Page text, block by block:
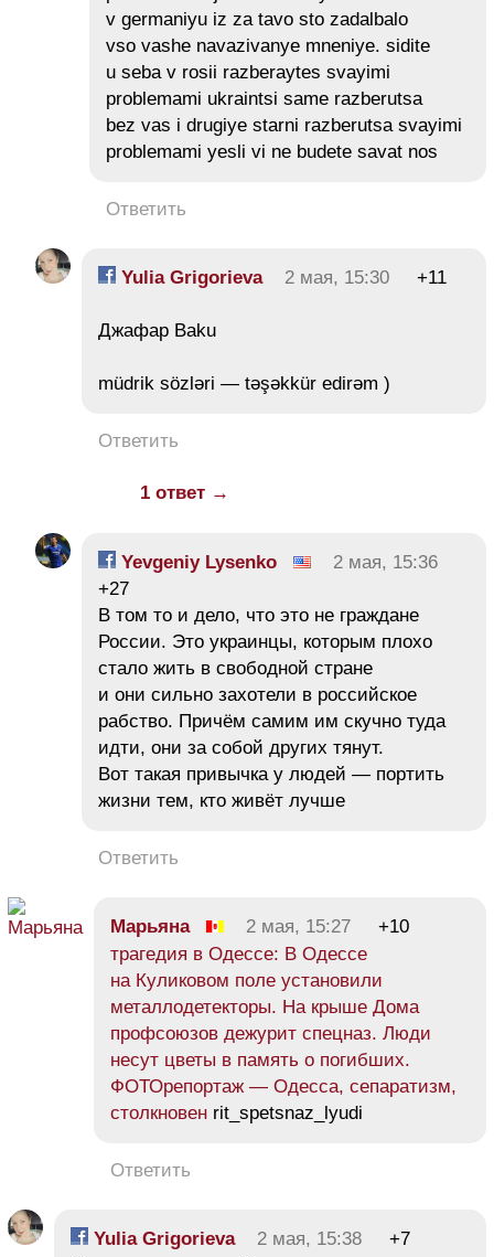
v germaniyu iz za tavo sto zadalbalo
vso vashe navazivanye mneniye. sidite
u seba v rosii razberaytes svayimi
problemami ukraintsi same razberutsa
bez vas i drugiye starni razberutsa svayimi
problemami yesli vi ne budete savat nos
Ответить
Yulia Grigorieva 2 мая, 15:30 +11
Джафар Baku
müdrik sözləri — təşəkkür edirəm )
Ответить
1 ответ →
Yevgeniy Lysenko
2 мая, 15:36
+27
В том то и дело, что это не граждане
России. Это украинцы, которым плохо
стало жить в свободной стране
и они сильно захотели в российское
рабство. Причём самим им скучно туда
идти, они за собой других тянут.
Вот такая привычка у людей — портить
жизни тем, кто живёт лучше
Ответить
Марьяна 2 мая, 15:27
+10
трагедия в Одессе: В Одессе
на Куликовом поле установили
металлодетекторы. На крыше Дома
профсоюзов дежурит спецназ. Люди
несут цветы в память о погибших.
ФОТОрепортаж — Одесса, сепаратизм,
столкновен rit_spetsnaz_lyudi
Ответить
Yulia Grigorieva 2 мая, 15:38
+7